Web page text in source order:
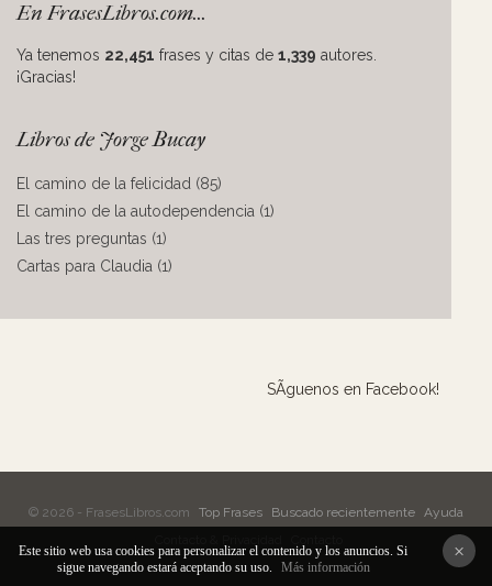
En FrasesLibros.com...
Ya tenemos 22,451 frases y citas de 1,339 autores.
¡Gracias!
Libros de Jorge Bucay
El camino de la felicidad (85)
El camino de la autodependencia (1)
Las tres preguntas (1)
Cartas para Claudia (1)
SÃ­guenos en Facebook!
© 2026 - FrasesLibros.com Top Frases Buscado recientemente Ayuda
×
Este sitio web usa cookies para personalizar el contenido y los anuncios. Si
sigue navegando estará aceptando su uso.
Más información